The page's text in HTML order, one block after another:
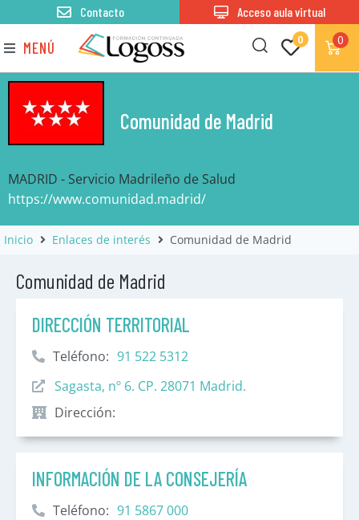
MENÚ 0 0
Contacto Acceso aula virtual
Comunidad de Madrid
MADRID - Servicio Madrileño de Salud
https://www.comunidad.madrid/
Inicio Enlaces de interés Comunidad de Madrid
Comunidad de Madrid
DIRECCIÓN TERRITORIAL
Teléfono: 91 522 5312
Sagasta, nº 6. CP. 28071 Madrid.
Dirección:
INFORMACIÓN DE LA CONSEJERÍA
Teléfono: 91 5867 000